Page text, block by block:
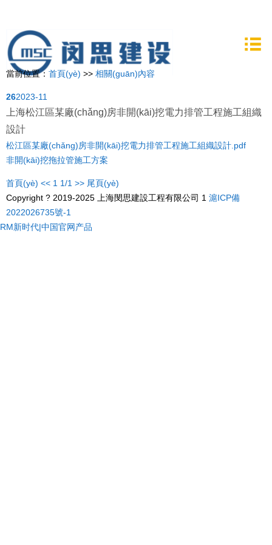
當前位置： 首頁(yè) >> 相關(guān)內容
262023-11
上海松江區某廠(chǎng)房非開(kāi)挖電力排管工程施工組織
設計
松江區某廠(chǎng)房非開(kāi)挖電力排管工程施工組織設計.pdf
非開(kāi)挖拖拉管施工方案
首頁(yè) << 1 1/1 >> 尾頁(yè)
Copyright ? 2019-2025 上海閔思建設工程有限公司 1 滬ICP備
2022026735號-1
RM新时代|中国官网产品